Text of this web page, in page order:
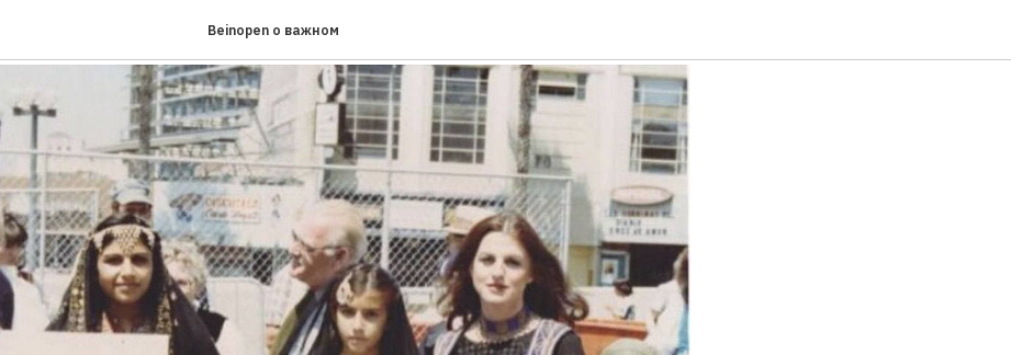
Beinopen о важном